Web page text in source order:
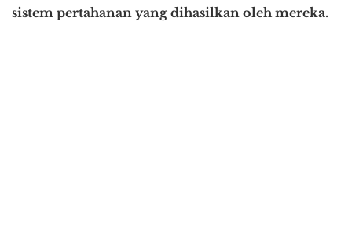
sistem pertahanan yang dihasilkan oleh mereka.